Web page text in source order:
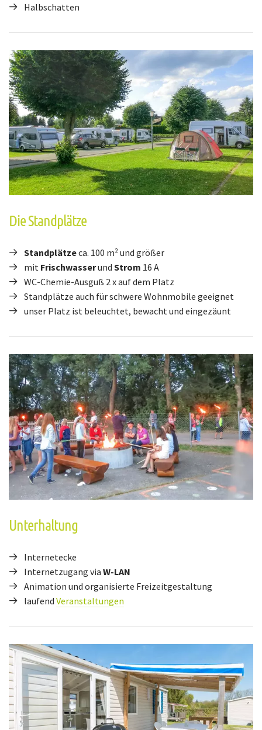
Halbschatten
Die Standplätze
Standplätzeca. 100 m² und größer
mit Frischwasserund Strom 16 A
WC-Chemie-Ausguß 2 x auf dem Platz
Standplätze auch für schwere Wohnmobile geeignet
unser Platz ist beleuchtet, bewacht und eingezäunt
Unterhaltung
Internetecke
Internetzugang via W-LAN
Animation und organisierte Freizeitgestaltung
laufend Veranstaltungen